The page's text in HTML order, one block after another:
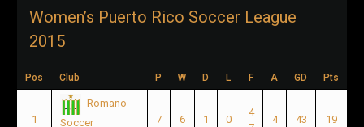
Women’s Puerto Rico Soccer League
2015
Pos Club P W D L F A GD Pts
1
Romano
Soccer
7 6 1 0
4
4 43 19